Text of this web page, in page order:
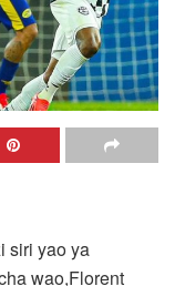
siri yao ya
wao,Florent